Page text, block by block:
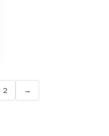
2 →